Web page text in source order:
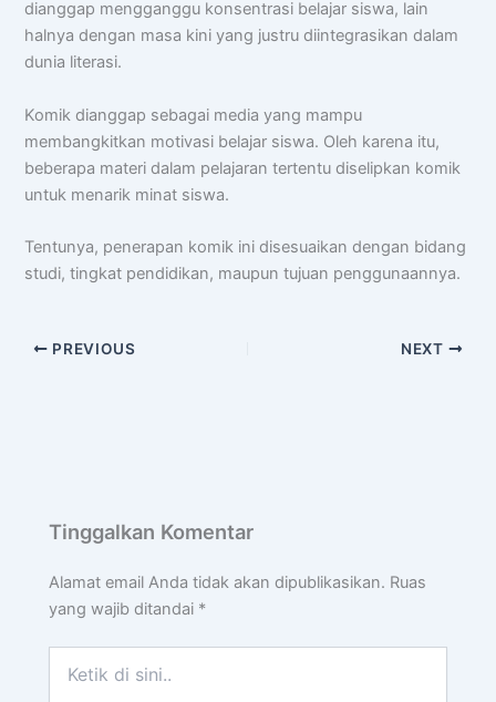
dianggap mengganggu konsentrasi belajar siswa, lain
halnya dengan masa kini yang justru diintegrasikan dalam
dunia literasi.
Komik dianggap sebagai media yang mampu
membangkitkan motivasi belajar siswa. Oleh karena itu,
beberapa materi dalam pelajaran tertentu diselipkan komik
untuk menarik minat siswa.
Tentunya, penerapan komik ini disesuaikan dengan bidang
studi, tingkat pendidikan, maupun tujuan penggunaannya.
PREVIOUS NEXT
Tinggalkan Komentar
Alamat email Anda tidak akan dipublikasikan. Ruas
yang wajib ditandai *